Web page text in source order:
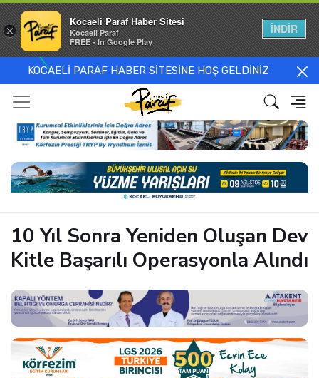
KOCAELİ PARAF HABER SİTESİNE HOŞ GELDİNİZ
10 Yıl Sonra Yeniden Oluşan Dev
Kitle Başarılı Operasyonla Alındı
×
Kocaeli Paraf Haber Sitesi
Kocaeli Paraf
FREE - In Google Play
İNDİR